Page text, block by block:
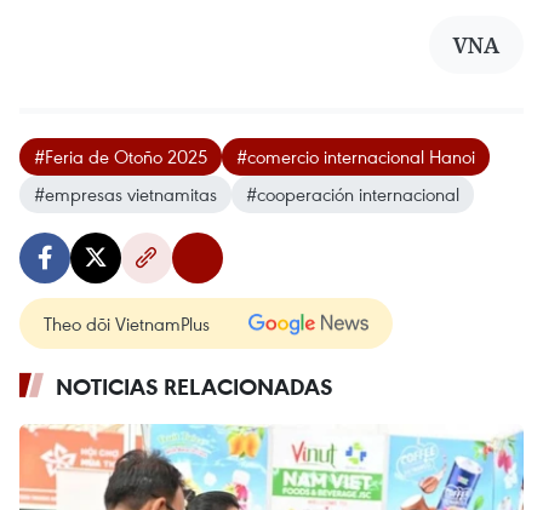
VNA
#Feria de Otoño 2025
#comercio internacional Hanoi
#empresas vietnamitas
#cooperación internacional
Theo dõi VietnamPlus
NOTICIAS RELACIONADAS